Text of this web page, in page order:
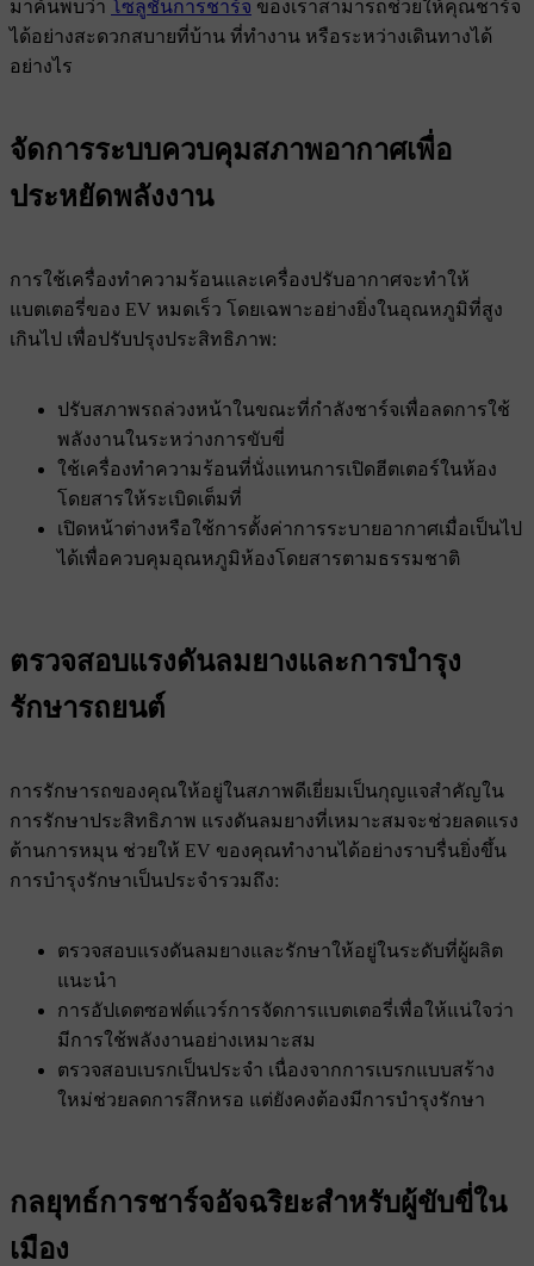
มาค้นพบว่า โซลูชันการชาร์จ ของเราสามารถช่วยให้คุณชาร์จ
ได้อย่างสะดวกสบายที่บ้าน ที่ทํางาน หรือระหว่างเดินทางได้
อย่างไร
จัดการระบบควบคุมสภาพอากาศเพื่อ
ประหยัดพลังงาน
การใช้เครื่องทําความร้อนและเครื่องปรับอากาศจะทําให้
แบตเตอรี่ของ EV หมดเร็ว โดยเฉพาะอย่างยิ่งในอุณหภูมิที่สูง
เกินไป เพื่อปรับปรุงประสิทธิภาพ:
ปรับสภาพรถล่วงหน้าในขณะที่กําลังชาร์จเพื่อลดการใช้
พลังงานในระหว่างการขับขี่
ใช้เครื่องทําความร้อนที่นั่งแทนการเปิดฮีตเตอร์ในห้อง
โดยสารให้ระเบิดเต็มที่
เปิดหน้าต่างหรือใช้การตั้งค่าการระบายอากาศเมื่อเป็นไป
ได้เพื่อควบคุมอุณหภูมิห้องโดยสารตามธรรมชาติ
ตรวจสอบแรงดันลมยางและการบํารุง
รักษารถยนต์
การรักษารถของคุณให้อยู่ในสภาพดีเยี่ยมเป็นกุญแจสําคัญใน
การรักษาประสิทธิภาพ แรงดันลมยางที่เหมาะสมจะช่วยลดแรง
ต้านการหมุน ช่วยให้ EV ของคุณทํางานได้อย่างราบรื่นยิ่งขึ้น
การบํารุงรักษาเป็นประจํารวมถึง:
ตรวจสอบแรงดันลมยางและรักษาให้อยู่ในระดับที่ผู้ผลิต
แนะนํา
การอัปเดตซอฟต์แวร์การจัดการแบตเตอรี่เพื่อให้แน่ใจว่า
มีการใช้พลังงานอย่างเหมาะสม
ตรวจสอบเบรกเป็นประจํา เนื่องจากการเบรกแบบสร้าง
ใหม่ช่วยลดการสึกหรอ แต่ยังคงต้องมีการบํารุงรักษา
กลยุทธ์การชาร์จอัจฉริยะสําหรับผู้ขับขี่ใน
เมือง